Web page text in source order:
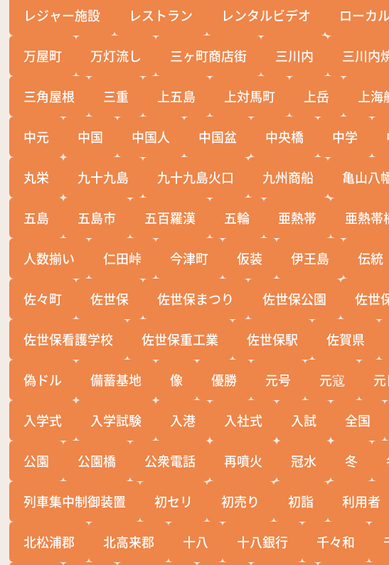
レジャー施設 レストラン レンタルビデオ ローカ
万屋町 万灯流し 三ヶ町商店街 三川内 三川内
三角屋根 三重 上五島 上対馬町 上岳 上
中元 中国 中国人 中国盆 中央橋 中学
丸栄 九十九島 九十九島火口 九州商船 亀山八
五島 五島市 五百羅漢 五輪 亜熱帯 亜熱帯
人数揃い 仁田峠 今津町 仮装 伊王島 伝統
佐々町 佐世保 佐世保まつり 佐世保公園 佐世
佐世保看護学校 佐世保重工業 佐世保駅 佐賀県
偽ドル 備蓄基地 像 優勝 元号 元寇 元
入学式 入学試験 入港 入社式 入試 全国
公園 公園橋 公衆電話 再噴火 冠水 冬
列車集中制御装置 初セリ 初売り 初詣 利用者
北松浦郡 北高来郡 十八 十八銀行 千々和